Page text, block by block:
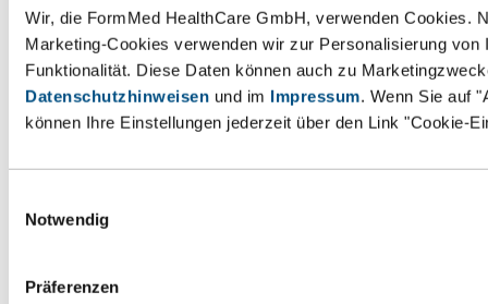
Wir, die FormMed HealthCare GmbH, verwenden Cookies.
Marketing-Cookies verwenden wir zur Personalisierung
Funktionalität. Diese Daten können auch zu
Datenschutzhinweisen und im Impressum. Wenn Sie auf
können Ihre Einstellungen jederzeit über den Link "Cookie-
Notwendig
Präferenzen